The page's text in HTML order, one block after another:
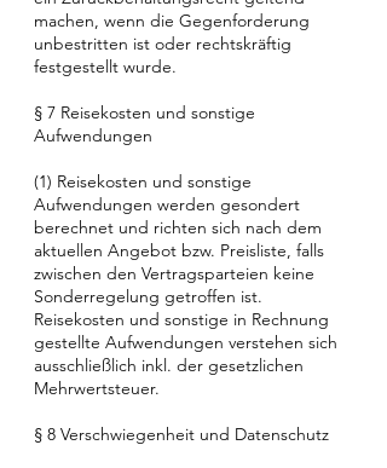
machen, wenn die Gegenforderung
unbestritten ist oder rechtskräftig
festgestellt wurde.
§ 7 Reisekosten und sonstige
Aufwendungen
(1) Reisekosten und sonstige
Aufwendungen werden gesondert
berechnet und richten sich nach dem
aktuellen Angebot bzw. Preisliste, falls
zwischen den Vertragsparteien keine
Sonderregelung getroffen ist.
Reisekosten und sonstige in Rechnung
gestellte Aufwendungen verstehen sich
ausschließlich inkl. der gesetzlichen
Mehrwertsteuer.
§ 8 Verschwiegenheit und Datenschutz